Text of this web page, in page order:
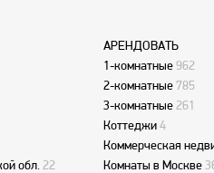
обл. 22
АРЕНДОВАТЬ
1-комнатные962
2-комнатные785
3-комнатные 261
Коттеджи4
Коммерческая
Комнаты в Москве